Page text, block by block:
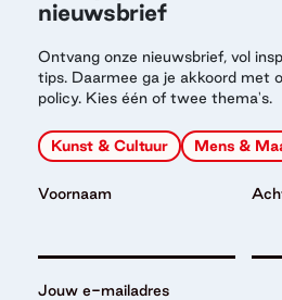
nieuwsbrief
Ontvang onze nieuwsbrief, vol
tips. Daarmee ga je akkoord met
policy. Kies één of twee thema's.
Kunst & Cultuur Mens &
Jouw e-mailadres
Voornaam